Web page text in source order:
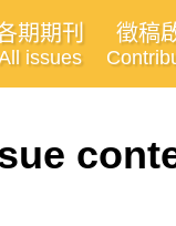
期期刊
issues
徵稿